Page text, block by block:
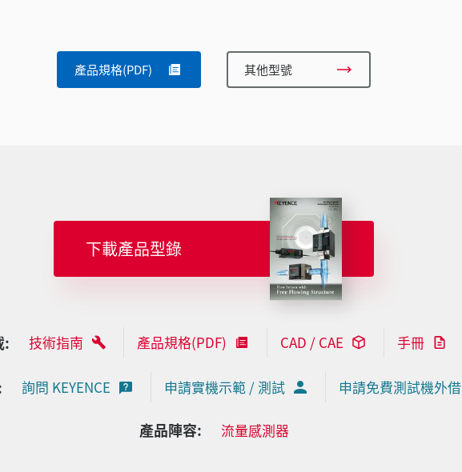
產品規格(PDF) 其他型號
下載產品型錄
: 技術指南 產品規格(PDF) CAD / CAE 手冊
詢問 KEYENCE 申請實機示範 / 測試 申請免費測試機外借
產品陣容: 流量感測器